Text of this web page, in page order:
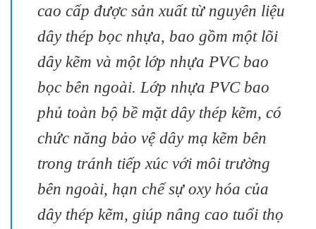
cao cấp được sản xuất từ nguyên liệu
dây thép bọc nhựa, bao gồm một lõi
dây kẽm và một lớp nhựa PVC bao
bọc bên ngoài. Lớp nhựa PVC bao
phủ toàn bộ bề mặt dây thép kẽm, có
chức năng bảo vệ dây mạ kẽm bên
trong tránh tiếp xúc với môi trường
bên ngoài, hạn chế sự oxy hóa của
dây thép kẽm, giúp nâng cao tuổi thọ